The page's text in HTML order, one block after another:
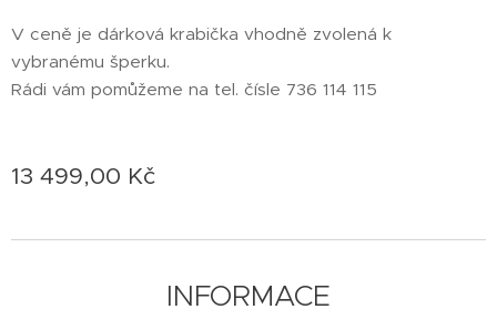
V ceně je dárková krabička vhodně zvolená k
vybranému šperku.
Rádi vám pomůžeme na tel. čísle 736 114 115
13 499,00 Kč
INFORMACE